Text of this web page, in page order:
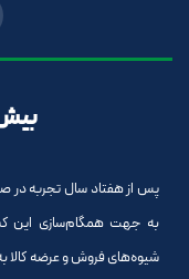
بیش از 70
پس از هفتاد سال تجربه در
به جهت همگام‌سازی این
شیوه‌های فروش و عرضه کالا